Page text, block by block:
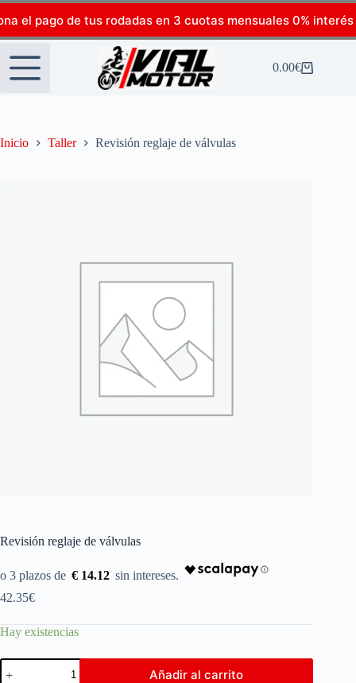
el pago de tus rodadas en 3 cuotas mensuales 0% interés
0.00€
Inicio Taller Revisión reglaje de válvulas
Revisión reglaje de válvulas
€ 14.12
42.35€
Hay existencias
Añadir al carrito